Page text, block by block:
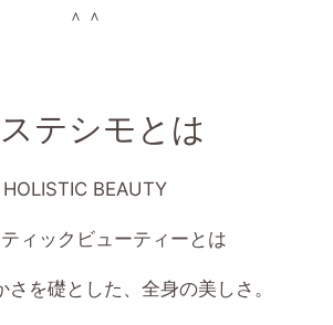
＾＾
テシモとは
HOLISTIC BEAUTY
ィックビューティーとは
さを礎とした、全身の美しさ。